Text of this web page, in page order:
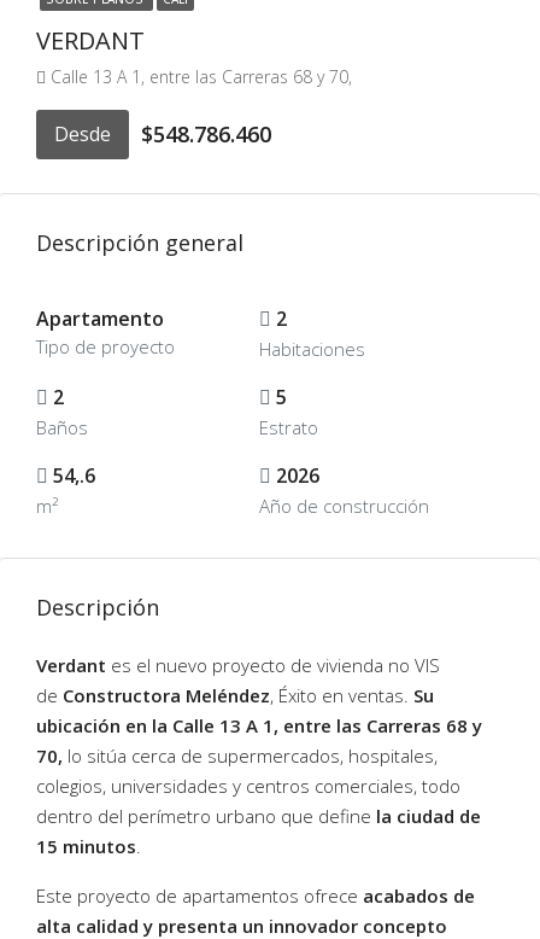
VERDANT
Calle 13 A 1, entre las Carreras 68 y 70,
Desde $548.786.460
Descripción general
Apartamento
Tipo de proyecto
2
Habitaciones
2
Baños
5
Estrato
54,.6
m²
2026
Año de construcción
Descripción
Verdant es el nuevo proyecto de vivienda no VIS
de Constructora Meléndez, Éxito en ventas. Su
ubicación en la Calle 13 A 1, entre las Carreras 68 y
70, lo sitúa cerca de supermercados, hospitales,
colegios, universidades y centros comerciales, todo
dentro del perímetro urbano que define la ciudad de
15 minutos.
Este proyecto de apartamentos ofrece acabados de
alta calidad y presenta un innovador concepto